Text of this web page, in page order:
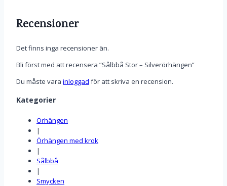
Recensioner
Det finns inga recensioner än.
Bli först med att recensera ”Sålbbå Stor – Silverörhängen”
Du måste vara inloggad för att skriva en recension.
Kategorier
Örhängen
|
Örhängen med krok
|
Sålbbå
|
Smycken